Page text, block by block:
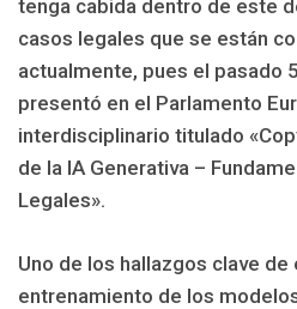
tenga cabida dentro de este
casos legales que se están
actualmente, pues el pasado
presentó en el Parlamento
interdisciplinario titulado
de la IA Generativa –
Legales».
Uno de los hallazgos clave
entrenamiento de los